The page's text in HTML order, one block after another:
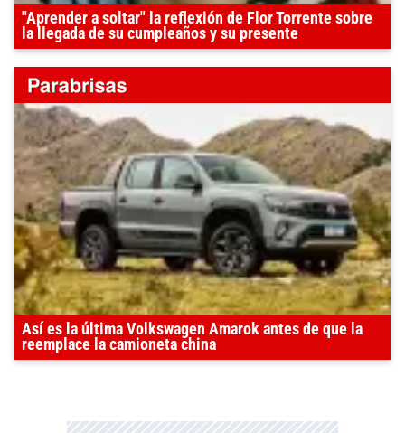
"Aprender a soltar" la reflexión de Flor Torrente sobre
la llegada de su cumpleaños y su presente
Así es la última Volkswagen Amarok antes de que la
reemplace la camioneta china